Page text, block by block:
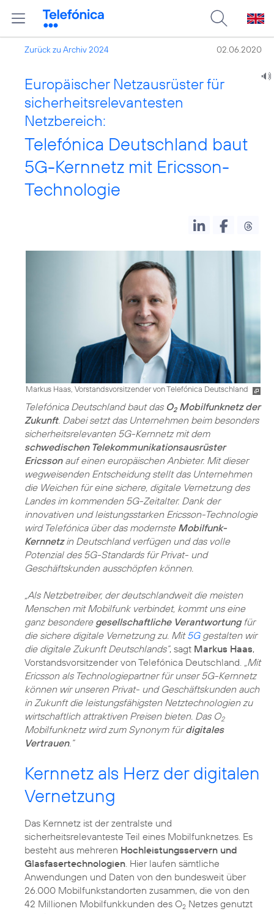
Zurück zu Archiv 2024 02.06.2020
Europäischer Netzausrüster für
sicherheitsrelevantesten
Netzbereich:
Telefónica Deutschland baut
5G-Kernnetz mit Ericsson-
Technologie
Markus Haas, Vorstandsvorsitzender von Telefónica Deutschland
Telefónica Deutschland baut das O2Mobilfunknetz der
Zukunft. Dabei setzt das Unternehmen beim besonders
sicherheitsrelevanten 5G-Kernnetz mit dem
schwedischen Telekommunikationsausrüster
Ericssonauf einen europäischen Anbieter. Mit dieser
wegweisenden Entscheidung stellt das Unternehmen
die Weichen für eine sichere, digitale Vernetzung des
Landes im kommenden 5G-Zeitalter. Dank der
innovativen und leistungsstarken Ericsson-Technologie
wird Telefónica über das modernste Mobilfunk-
Kernnetzin Deutschland verfügen und das volle
Potenzial des 5G-Standards für Privat- und
Geschäftskunden ausschöpfen können.
„Als Netzbetreiber, der deutschlandweit die meisten
Menschen mit Mobilfunk verbindet, kommt uns eine
ganz besondere gesellschaftliche Verantwortungfür
die sichere digitale Vernetzung zu. Mit5Ggestalten wir
die digitale Zukunft Deutschlands“, sagt Markus Haas,
Vorstandsvorsitzender von Telefónica Deutschland.
„Mit
Ericsson als Technologiepartner für unser 5G-Kernnetz
können wir unseren Privat- und Geschäftskunden auch
in Zukunft die leistungsfähigsten Netztechnologien zu
wirtschaftlich attraktiven Preisen bieten. Das O2
Mobilfunknetz wird zum Synonym fürdigitales
Vertrauen.“
Kernnetz als Herz der digitalen
Vernetzung
Das Kernnetz ist der zentralste und
sicherheitsrelevanteste Teil eines Mobilfunknetzes. Es
besteht aus mehreren Hochleistungsservern und
Glasfasertechnologien . Hier laufen sämtliche
Anwendungen und Daten von den bundesweit über
26.000 Mobilfunkstandorten zusammen, die von den
42 Millionen Mobilfunkkunden des O2 Netzes genutzt